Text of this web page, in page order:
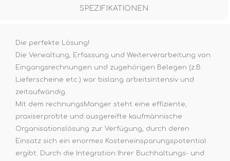
SPEZIFIKATIONEN
Die perfekte Lösung!
Die Verwaltung, Erfassung und Weiterverarbeitung von
Eingangsrechnungen und zugehörigen Belegen (z.B.
Lieferscheine etc.) war bislang arbeitsintensiv und
zeitaufwändig.
Mit dem rechnungsManger steht eine effiziente,
praxiserprobte und ausgereifte kaufmännische
Organisationslösung zur Verfügung, durch deren
Einsatz sich ein enormes Kosteneinsparungspotential
ergibt. Durch die Integration Ihrer Buchhaltungs- und